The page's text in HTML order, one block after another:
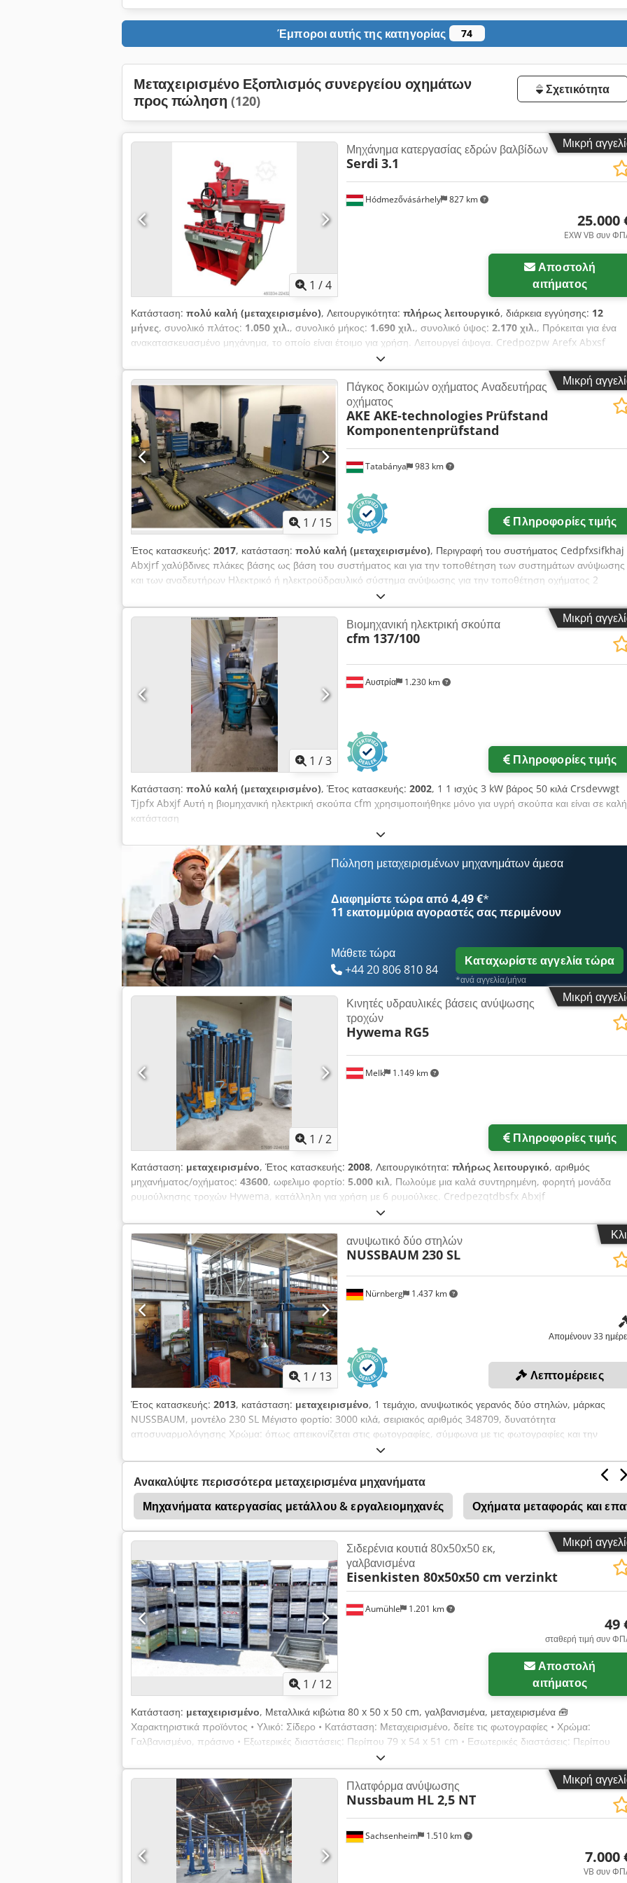
Έμποροι αυτής της κατηγορίας 74
Μεταχειρισμένο Εξοπλισμός συνεργείου οχημάτων
προς πώληση (120)
Σχετικότητα
Μικρή
1 /4
Hódmezővásárhely 827 km
Μηχάνημα κατεργασίας εδρών βαλβίδων
Serdi 3.1
25.000
EXW VB συν
Αποστολή
αιτήματος
Κατάσταση: πολύ καλή (μεταχειρισμένο), Λειτουργικότητα: πλήρως λειτουργικό, διάρκεια εγγύησης: 12
μήνες, συνολικό πλάτος: 1.050 χιλ., συνολικό μήκος: 1.690 χιλ., συνολικό ύψος: 2.170 χιλ., Πρόκειται για ένα
ανακατασκευασμένο μηχάνημα, το οποίο είναι έτοιμο για χρήση. Λειτουργεί άψογα. Credpozpw Arefx Abxsf
Μικρή
1 / 15
Tatabánya 983 km
Πάγκος δοκιμών οχήματος Αναδευτήρας
οχήματος
AKE AKE-technologies Prüfstand
Komponentenprüfstand
Πληροφορίες τιμής
Έτος κατασκευής: 2017, κατάσταση: πολύ καλή (μεταχειρισμένο), Περιγραφή του συστήματος Cedpfxsifkhaj
Abxjrf χαλύβδινες πλάκες βάσης ως βάση του συστήματος και για την τοποθέτηση των συστημάτων ανύψωσης
και των αναδευτήρων Ηλεκτρικό ή ηλεκτροϋδραυλικό σύστημα ανύψωσης για την τοποθέτηση οχήματος 2
αναδευτήρες υψηλής ισχύος με ηλεκτρομαγνητική σταθεροποίηση και σύστημα πρόσδεσης έως 3,5 τόνους
Γραφείο ελέγχου με έλεγχο αναδευτήρα Σύστημα Η/Υ για έλεγχο και αξιολόγηση Με πάγκο δοκιμής εξαρτημάτων!
Μικρή
1 /3
Αυστρία 1.230 km
Βιομηχανική ηλεκτρική σκούπα
cfm 137/100
Πληροφορίες τιμής
Κατάσταση: πολύ καλή (μεταχειρισμένο), Έτος κατασκευής: 2002, 1 1 ισχύς 3 kW βάρος 50 κιλά Crsdevwgt
Tjpfx Abxjf Αυτή η βιομηχανική ηλεκτρική σκούπα cfm χρησιμοποιήθηκε μόνο για υγρή σκούπα και είναι σε καλή
κατάσταση
Πώληση μεταχειρισμένων μηχανημάτων άμεσα
Διαφημίστε τώρα από 4,49 €*
11 εκατομμύρια αγοραστέςσας περιμένουν
Μάθετε τώρα
+44 20 806 810 84
Καταχωρίστε αγγελία τώρα
*ανά αγγελία/μήνα
Μικρή
1 /2
Melk 1.149 km
Κινητές υδραυλικές βάσεις ανύψωσης
τροχών
Hywema RG5
Πληροφορίες τιμής
Κατάσταση: μεταχειρισμένο, Έτος κατασκευής: 2008, Λειτουργικότητα: πλήρως λειτουργικό, αριθμός
μηχανήματος/οχήματος: 43600, ωφελιμο φορτίο: 5.000 κιλ, Πωλούμε μια καλά συντηρημένη, φορητή μονάδα
ρυμούλκησης τροχών Hywema, κατάλληλη για χρήση με 6 ρυμούλκες. Credpezqtdbsfx Abxjf
Συμπεριλαμβάνεται κιβώτιο ταχυτήτων για 6 ρυμούλκες. Συνολική ανυψωτική ικανότητα: 30.000 kg (όλες οι 6
ρυμούλκες). Η μονάδα έχει ανακαινιστεί και ελεγχθεί. Μπορείτε να τη δοκιμάσετε και να την επιθεωρήσετε κατόπιν
συνεννόησης.
1 / 13
Nürnberg 1.437 km
ανυψωτικό δύο στηλών
NUSSBAUM 230 SL
Απομένουν 33
Λεπτομέρειες
Έτος κατασκευής: 2013, κατάσταση: μεταχειρισμένο, 1 τεμάχιο, ανυψωτικός γερανός δύο στηλών, μάρκας
NUSSBAUM, μοντέλο 230 SL Μέγιστο φορτίο: 3000 κιλά, σειριακός αριθμός 348709, δυνατότητα
αποσυναρμολόγησης Χρώμα: όπως απεικονίζεται στις φωτογραφίες, σύμφωνα με τις φωτογραφίες και την
επιτόπια επιθεώρηση Cedpfezqatcsx Abxorf Έτος κατασκευής: 2013 Κατάσταση: μεταχειρισμένο
Ανακαλύψτε περισσότερα μεταχειρισμένα μηχανήματα
Μηχανήματα κατεργασίας μετάλλου & εργαλειομηχανές
Οχήματα μεταφοράς και
Μικρή
1 / 12
Aumühle 1.201 km
Σιδερένια κουτιά 80x50x50 εκ,
γαλβανισμένα
Eisenkisten 80x50x50 cm verzinkt
49
σταθερή τιμή συν
Αποστολή
αιτήματος
Κατάσταση: μεταχειρισμένο, Μεταλλικά κιβώτια 80 x 50 x 50 cm, γαλβανισμένα, μεταχειρισμένα 🧰
Χαρακτηριστικά προϊόντος • Υλικό: Σίδερο • Κατάσταση: Μεταχειρισμένο, δείτε τις φωτογραφίες • Χρώμα:
Γαλβανισμένο, πράσινο • Εξωτερικές διαστάσεις: Περίπου 79 x 54 x 51 cm • Εσωτερικές διαστάσεις: Περίπου
67,5 x 42,5 x 36 cm • Εσωτερικό ύψος: Περίπου 36 cm • Όγκος: Περίπου 115 λίτρα • Βάρος: 15 kg Codpfx
Absxnxcwexerf • Πάτος και τοίχοι: Κλειστοί, μικρές τρύπες στον πάτο • Στοίβαση: Ναι 💰 Τιμή 49 €, καθαρή τιμή,
χωρίς ΦΠΑ • Έκπτωση ποσότητας: Κατόπιν αιτήματος • Κόστος αποστολής: Σε όλη την Ευρώπη, κατόπιν
αιτήματος • Χρόνος παράδοσης: Άμεσα διαθέσιμο • Επιθεώρηση και παραλαβή: Μπορεί να γίνει οποιαδήποτε
στιγμή, κατόπιν συνεννόησης Διαρκώς διαθέσιμα πάνω από 5.000 μέτρα ράφια παλετών από διάφορους
κατασκευαστές. (Επιφυλάσσουμε το δικαίωμα αλλαγών και τυπογραφικών λαθών στις τεχνικές προδιαγραφές, τις
πληροφορίες και τις τιμές, καθώς και την ενδιάμεση πώληση! Βλ. τους Γενικούς μας Όρους, όλες οι τιμές είναι
χωρίς ΦΠΑ και εκτός αποθήκης.) Lenox Trading – Κορυφαία τεχνολογία αποθήκευσης & βαρέως τύπου ράφια,
μεταχειρισμένα & καινούργια Περιγραφή: Αναζητάτε υψηλής ποιότητας ράφια αποθήκευσης προς αγορά; Η
Μικρή
Sachsenheim 1.510 km
Πλατφόρμα ανύψωσης
Nussbaum HL 2,5 NT
7.000
VB συν